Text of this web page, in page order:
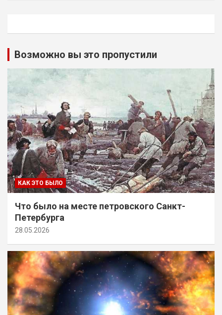
Возможно вы это пропустили
КАК ЭТО БЫЛО
Что было на месте петровского Санкт-
Петербурга
28.05.2026